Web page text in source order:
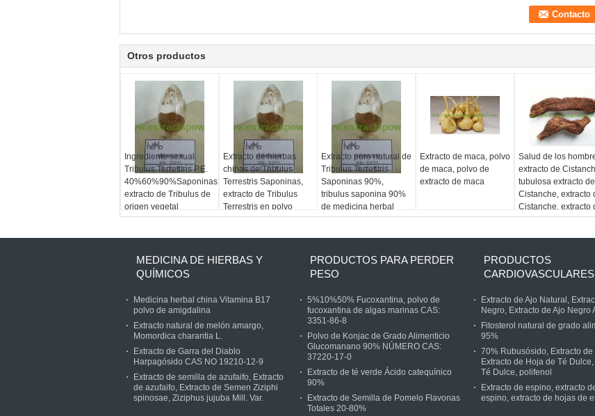
Otros productos
Ingrediente sexual
Tribulus Terrestris P.E.
40%60%90%Saponinas,
extracto de Tribulus de
origen vegetal
Extracto de hierbas
chinas de Tribulus
Terrestris Saponinas,
extracto de Tribulus
Terrestris en polvo
Extracto puro natural de
Tribulus Terrestris
Saponinas 90%,
tribulus saponina 90%
de medicina herbal
Extracto de maca, polvo
de maca, polvo de
extracto de maca
Salud de los
extracto de
tubulosa extracto de
Cistanche, extracto
Cistanche, extracto
corteza de
MEDICINA DE HIERBAS Y
QUÍMICOS
Medicina herbal china Vitamina B17
polvo de amigdalina
Extracto natural de melón amargo,
Momordica charantia L.
Extracto de Garra del Diablo
Harpagósido CAS NO 19210-12-9
Extracto de semilla de azufaifo, Extracto
de azufaifo, Extracto de Semen Ziziphi
spinosae, Ziziphus jujuba Mill. Var.
PRODUCTOS PARA PERDER
PESO
5%10%50% Fucoxantina, polvo de
fucoxantina de algas marinas CAS:
3351-86-8
Polvo de Konjac de Grado Alimenticio
Glucomanano 90% NÚMERO CAS:
37220-17-0
Extracto de té verde Ácido catequínico
90%
Extracto de Semilla de Pomelo Flavonas
Totales 20-80%
PRODUCTOS
CARDIOVASCULARES
Extracto de Ajo Natural,
Negro, Extracto de Ajo Negro
Fitosterol natural de grado
95%
70% Rubusósido, Extracto de
Extracto de Hoja de Té
Té Dulce, polifenol
Extracto de espino, extracto
espino, extracto de hojas de